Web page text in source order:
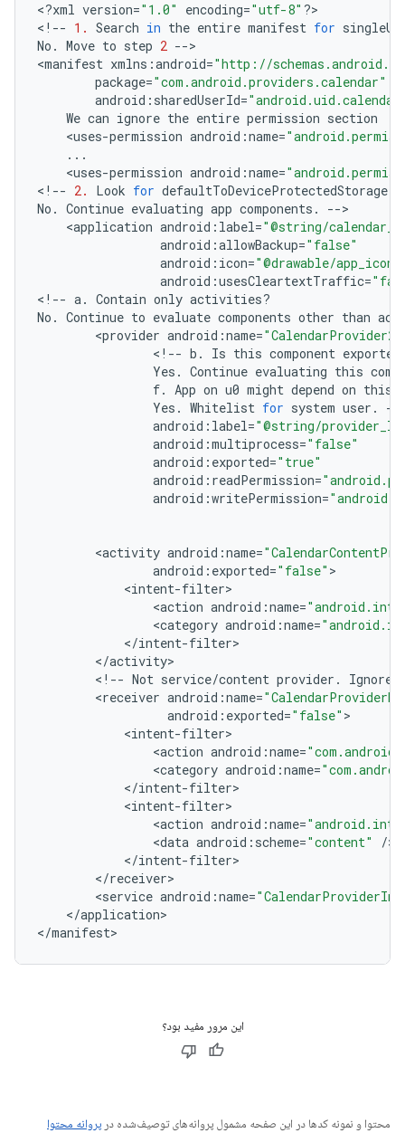
<?xml version="1.0" encoding="utf-8" ?>
< !-- 1. Search in the entire manifest for
No . Move to step 2 -->
<manifest xmlns :android="http://
package="com.android.providers.calendar"
android : sharedUserId=
We can ignore the entire permission section
<uses-permission android :name=
...
<uses-permission android :name=
< !-- 2. Look for defaultToDeviceProtectedStorage
No . Continue evaluating app components . --
<application android : label="@string/
android :allowBackup="false"
android : icon="@drawable/app_icon"
android :usesCleartextTraffic=
< !-- a. Contain only activities?
No . Continue to evaluate components other than
<provider android :name="CalendarProvider2"
< !-- b . Is this component exported
Yes . Continue evaluating this
f. App on u0 might depend on this
Yes . Whitelist for system user .
--
android : label="@string/
android :multiprocess="false"
android : exported="true"
android : readPermission=
android :writePermission=
<activity android :name=
android : exported="false"
<intent-filter
<action android :name=
<category android :name=
</intent-filter
</activity
< !-- Not service/content provider . Ignore
<receiver android :name=
android : exported="false"
<intent-filter
<action android :name=
<category android :name=
</intent-filter
<intent-filter
<action android :name=
<data android : scheme="content" /
</intent-filter
</receiver
<service android :name=
</application>
</manifest>
این مرور مفید بود؟
محتوا و نمونه کدها در این صفحه مشمول پروانه‌های توصیف‌شده در پروانه محتوا